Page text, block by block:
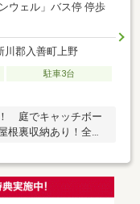
ウェル」バス停 停歩
川郡入善町上野
駐車3台
庭でキャッチボー
裏収納あり！全室